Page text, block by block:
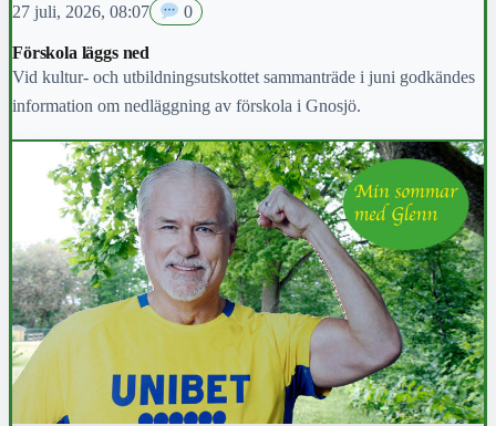
27 juli, 2026, 08:07 0
Förskola läggs ned
Vid kultur- och utbildningsutskottet sammanträde i juni godkändes
information om nedläggning av förskola i Gnosjö.